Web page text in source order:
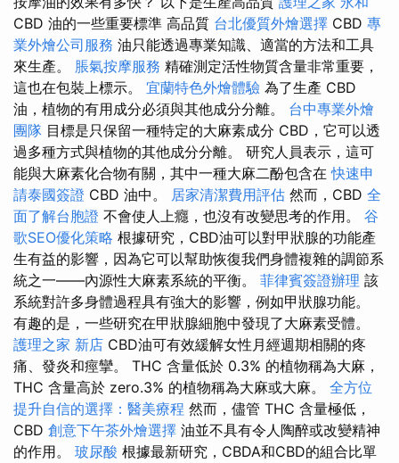
CBD 油的一些重要標準 高品質 台北優質外燴選擇 CBD 專
業外燴公司服務 油只能透過專業知識、適當的方法和工具
來生產。 脹氣按摩服務 精確測定活性物質含量非常重要，
這也在包裝上標示。 宜蘭特色外燴體驗 為了生產 CBD
油，植物的有用成分必須與其他成分分離。 台中專業外燴
團隊 目標是只保留一種特定的大麻素成分 CBD，它可以透
過多種方式與植物的其他成分分離。 研究人員表示，這可
能與大麻素化合物有關，其中一種大麻二酚包含在快速申
請泰國簽證 CBD 油中。 居家清潔費用評估 然而，CBD 全
面了解台胞證 不會使人上癮，也沒有改變思考的作用。 谷
歌SEO優化策略 根據研究，CBD油可以對甲狀腺的功能產
生有益的影響，因為它可以幫助恢復我們身體複雜的調節系
統之一——內源性大麻素系統的平衡。 菲律賓簽證辦理 該
系統對許多身體過程具有強大的影響，例如甲狀腺功能。
有趣的是，一些研究在甲狀腺細胞中發現了大麻素受體。
護理之家 新店 CBD油可有效緩解女性月經週期相關的疼
痛、發炎和痙攣。 THC 含量低於 0.3% 的植物稱為大麻，
THC 含量高於 zero.3% 的植物稱為大麻或大麻。 全方位
提升自信的選擇：醫美療程 然而，儘管 THC 含量極低，
CBD 創意下午茶外燴選擇 油並不具有令人陶醉或改變精神
的作用。 玻尿酸 根據最新研究，CBDA和CBD的組合比單